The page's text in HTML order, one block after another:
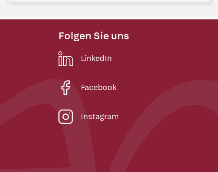
Folgen Sie uns
LinkedIn
Facebook
Instagram